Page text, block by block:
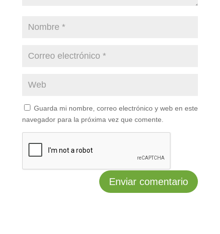
Guarda mi nombre, correo electrónico y web en este
navegador para la próxima vez que comente.